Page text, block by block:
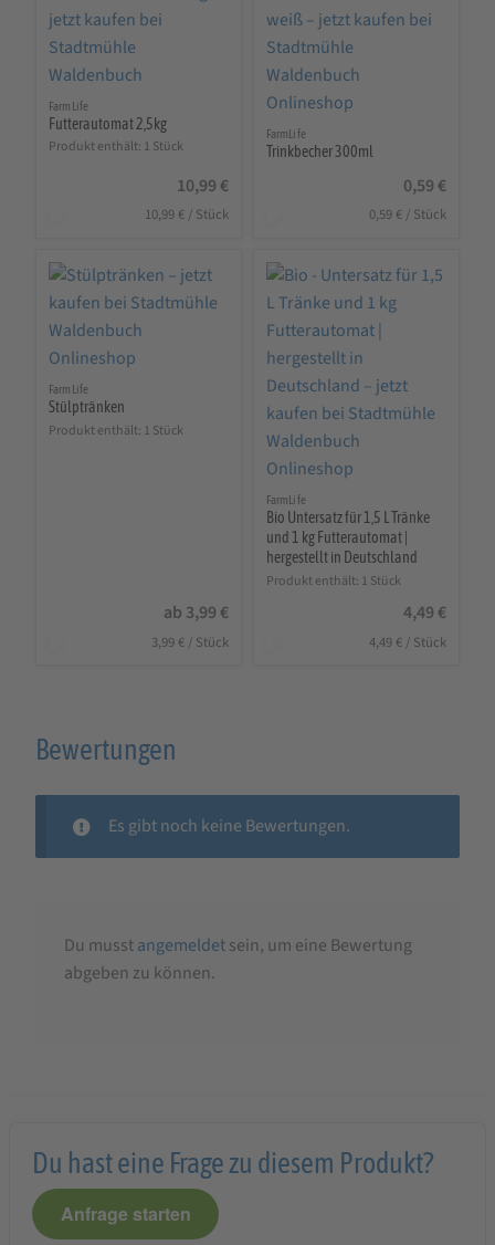
FarmLife
Futterautomat 2,5kg
Produkt enthält: 1 Stück
10,99 €
10,99 € / Stück
FarmLife
Trinkbecher 300ml
0,59 €
0,59 €/ Stück
FarmLife
Stülptränken
Produkt enthält: 1 Stück
ab 3,99 €
3,99 € / Stück
FarmLife
Bio Untersatz für 1,5 L Tränke
und 1 kg Futterautomat |
hergestellt in Deutschland
Produkt enthält: 1 Stück
4,49 €
4,49 €/ Stück
Bewertungen
Es gibt noch keine Bewertungen.
Du musstangemeldetsein, um eine Bewertung
abgeben zu können.
Du hast eine Frage zu diesem Produkt?
Anfrage starten